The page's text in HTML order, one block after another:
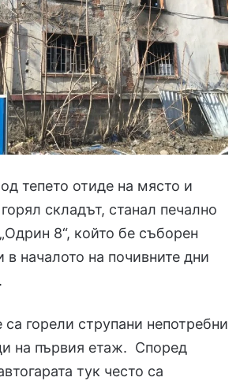
тепето отиде на място и
складът, станал печално
8“, който бе съборен
в началото на почивните дни
горели струпани непотребни
на първия етаж. Според
тук често са